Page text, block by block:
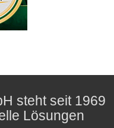
steht seit 1969
Lösungen